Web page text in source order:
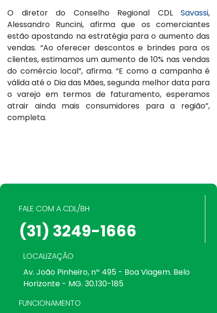
O diretor do Conselho Regional CDL Savassi,
Alessandro Runcini, afirma que os comerciantes
estão apostando na estratégia para o aumento das
vendas. “Ao oferecer descontos e brindes para os
clientes, estimamos um aumento de 10% nas vendas
do comércio local”, afirma. “E como a campanha é
válida até o Dia das Mães, segunda melhor data para
o varejo em termos de faturamento, esperamos
atrair ainda mais consumidores para a região”,
completa.
FALE COM A CDL/BH
(31) 3249-1666
LOCALIZAÇÃO
Av. João Pinheiro, nº 495 - Boa Viagem. Belo
Horizonte - MG. 30.130-185
FUNCIONAMENTO